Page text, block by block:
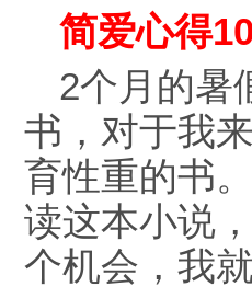
简爱心得
2个月的暑
书，对于我
育性重的书
读这本小说
个机会，我